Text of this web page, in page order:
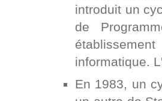
introduit un
de
informatique.
En 1983, un